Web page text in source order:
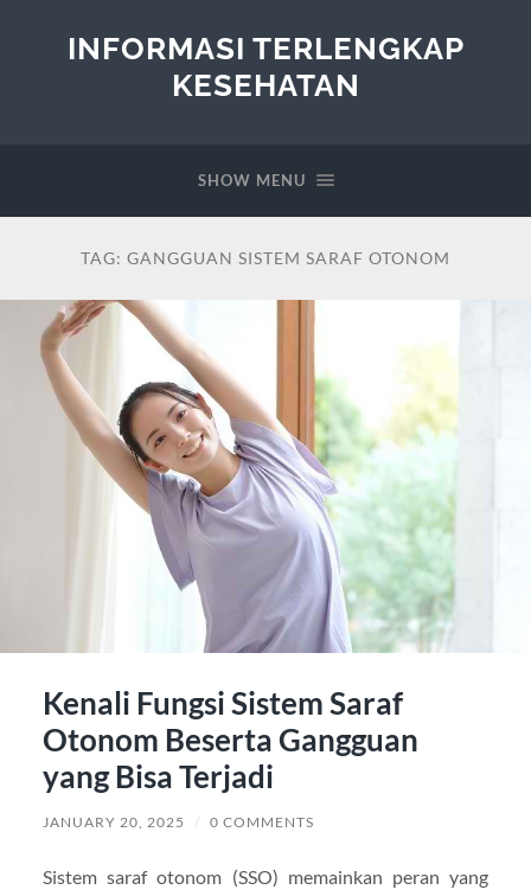
INFORMASI TERLENGKAP
KESEHATAN
SHOW MENU
TAG: GANGGUAN SISTEM SARAF OTONOM
Kenali Fungsi Sistem Saraf
Otonom Beserta Gangguan
yang Bisa Terjadi
JANUARY 20, 2025 / 0 COMMENTS
Sistem saraf otonom (SSO) memainkan peran yang